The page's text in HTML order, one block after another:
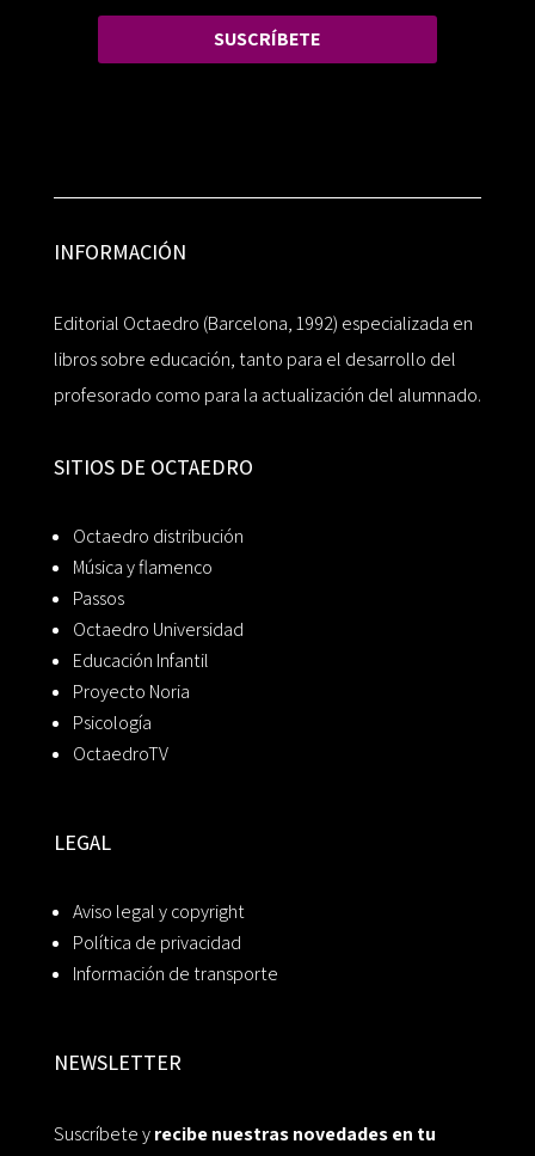
SUSCRÍBETE
INFORMACIÓN
Editorial Octaedro (Barcelona, 1992) especializada en
libros sobre educación, tanto para el desarrollo del
profesorado como para la actualización del alumnado.
SITIOS DE OCTAEDRO
Octaedro distribución
Música y flamenco
Passos
Octaedro Universidad
Educación Infantil
Proyecto Noria
Psicología
OctaedroTV
LEGAL
Aviso legal y copyright
Política de privacidad
Información de transporte
NEWSLETTER
Suscríbete yrecibe nuestras novedades en tu